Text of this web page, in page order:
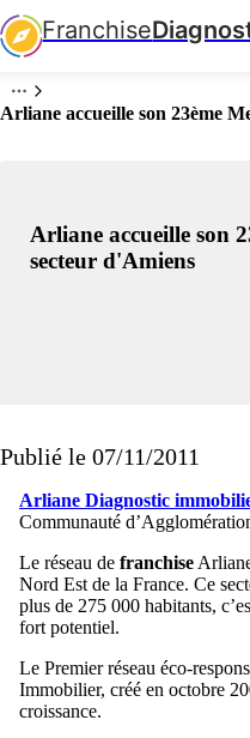
Franchise
Arliane accueille son 23ème
Arliane accueille son
secteur d'Amiens
Publié le 07/11/2011
Arliane Diagnostic
Communauté
Le réseau de franchise
Nord Est de la France. Ce
plus de 275 000 habitants,
fort potentiel.
Le Premier réseau éco-
Immobilier, créé en octobre
croissance.